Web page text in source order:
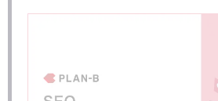
オリジナリティがなくなりやすい